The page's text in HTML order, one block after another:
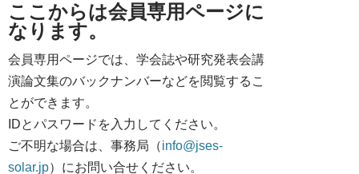
ここからは会員専用ページに
なります。
会員専用ページでは、学会誌や研究発表会講
演論文集のバックナンバーなどを閲覧するこ
とができます。
IDとパスワードを入力してください。
ご不明な場合は、事務局（info@jses-
solar.jp）にお問い合せください。